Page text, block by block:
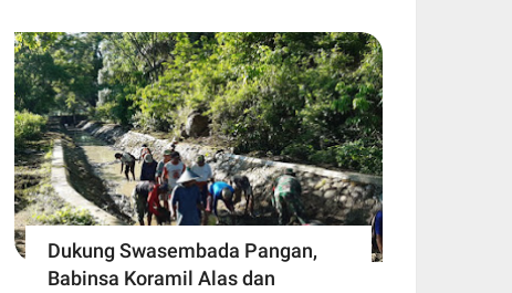
Dukung Swasembada Pangan,
Babinsa Koramil Alas dan